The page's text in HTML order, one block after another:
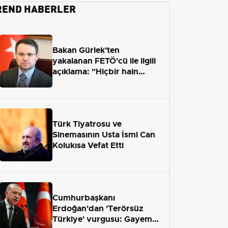
HABERLER
Bakan Gürlek'ten
yakalanan FETÖ'cü ile ilgili
açıklama: "Hiçbir hain
Türk Tiyatrosu ve
Sinemasının Usta İsmi Can
Kolukısa Vefat Etti
Cumhurbaşkanı
Erdoğan'dan 'Terörsüz
Türkiye' vurgusu: Gayemiz